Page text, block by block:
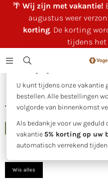
🌴 Wij zijn met vakantie!
augustus weer
korting. De korting
tijdens het
U kunt tijdens onze vakantie
bestellen. Alle bestellingen
volgorde van binnenkomst
Als bedankje voor uw
vakantie5% korting op uw
automatisch verrekend
Huis | Thermometers
THERMOMETERS
Wis alles